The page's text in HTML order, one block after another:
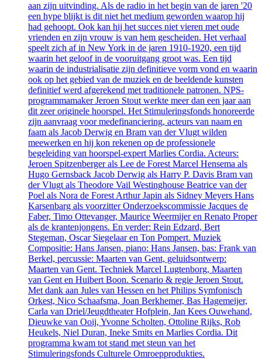
aan zijn uitvinding. Als de radio in het begin van de jaren '20
een hype blijkt is dit niet het medium geworden waarop hij
had gehoopt. Ook kan hij het succes niet vieren met oude
vrienden en zijn vrouw is van hem gescheiden. Het verhaal
speelt zich af in New York in de jaren 1910-1920, een tijd
waarin het geloof in de vooruitgang groot was. Een tijd
waarin de industrialisatie zijn definitieve vorm vond en waarin
ook op het gebied van de muziek en de beeldende kunsten
definitief werd afgerekend met traditionele patronen. NPS-
programmamaker Jeroen Stout werkte meer dan een jaar aan
dit zeer originele hoorspel. Het Stimuleringsfonds honoreerde
zijn aanvraag voor medefinanciering, acteurs van naam en
faam als Jacob Derwig en Bram van der Vlugt wilden
meewerken en hij kon rekenen op de professionele
begeleiding van hoorspel-expert Marlies Cordia. Acteurs:
Jeroen Spitzenberger als Lee de Forest Marcel Hensema als
Hugo Gernsback Jacob Derwig als Harry P. Davis Bram van
der Vlugt als Theodore Vail Westinghouse Beatrice van der
Poel als Nora de Forest Arthur Japin als Sidney Meyers Hans
Karsenbarg als voorzitter Onderzoekscommissie Jacques de
Faber, Timo Ottevanger, Maurice Weermijer en Renato Proper
als de krantenjongens. En verder: Rein Edzard, Bert
Stegeman, Oscar Siegelaar en Ton Pompert. Muziek
Compositie: Hans Jansen, piano: Hans Jansen, bas: Frank van
Berkel, percussie: Maarten van Gent, geluidsontwerp:
Maarten van Gent. Techniek Marcel Lugtenborg, Maarten
van Gent en Huibert Boon. Scenario & regie Jeroen Stout.
Met dank aan Jules van Hessen en het Philips Symfonisch
Orkest, Nico Schaafsma, Joan Berkhemer, Bas Hagemeijer,
Carla van Driel/Jeugdtheater Hofplein, Jan Kees Ouwehand,
Dieuwke van Ooij, Yvonne Scholten, Ottoline Rijks, Rob
Heukels, Niel Duran, Ineke Smits en Marlies Cordia. Dit
programma kwam tot stand met steun van het
Stimuleringsfonds Culturele Omroepprodukties.